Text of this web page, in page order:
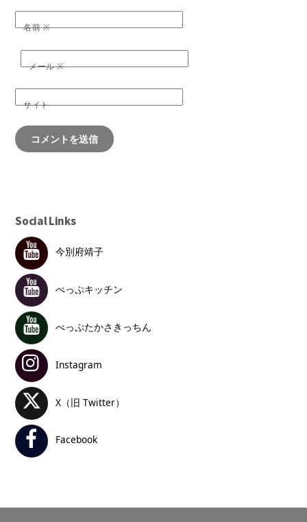
名前※
メール※
サイト
Social Links
今別府靖子
べっぷキッチン
べっぷたかさきっちん
Instagram
X（旧 Twitter）
Facebook